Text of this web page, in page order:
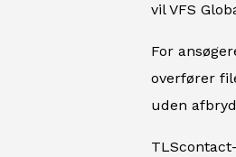
vil VFS
For
overfører
uden